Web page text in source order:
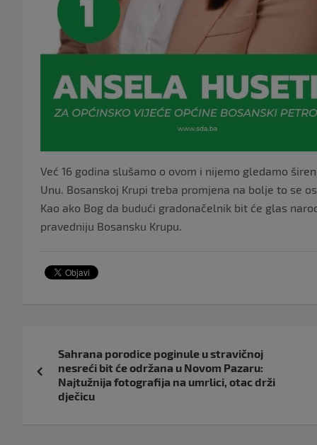
Već 16 godina slušamo o ovom i nijemo gledamo
Unu. Bosanskoj Krupi treba promjena na bolje to se
Kao ako Bog da budući gradonačelnik bit će glas
pravedniju Bosansku Krupu.
objava
Sahrana porodice poginule u stravičnoj
nesreći bit će održana u Novom Pazaru:
Najtužnija fotografija na umrlici, otac drži
dječicu